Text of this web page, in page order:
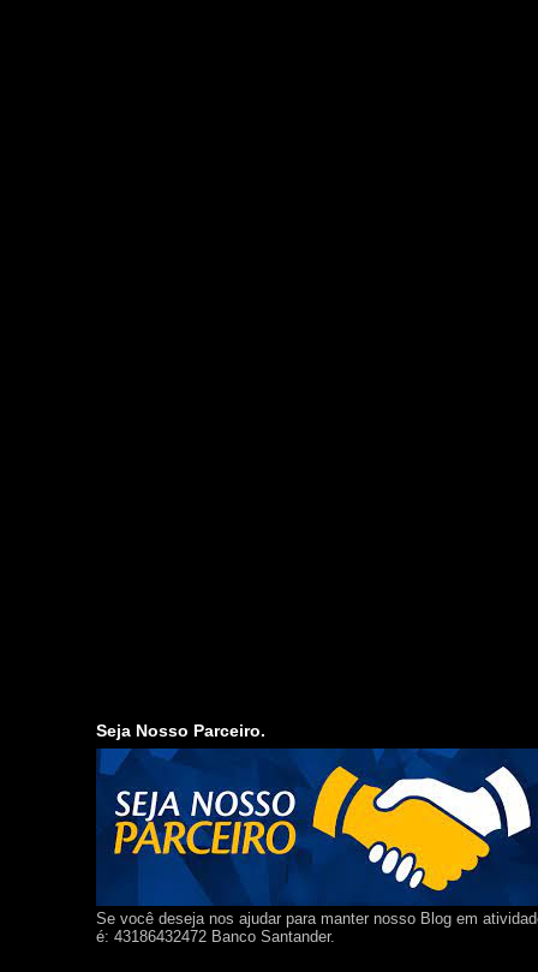
Seja Nosso Parceiro.
Se você deseja nos ajudar para manter nosso Blog em
é: 43186432472 Banco Santander.